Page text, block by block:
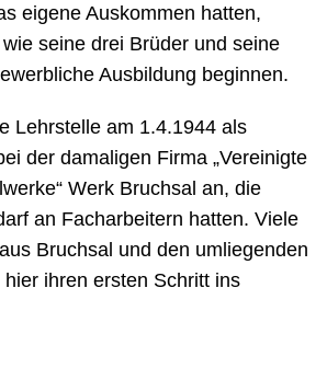
eigene Auskommen hatten,
seine drei Brüder und seine
Ausbildung beginnen.
Lehrstelle am 1.4.1944 als
der damaligen Firma „Vereinigte
Werk Bruchsal an, die
an Facharbeitern hatten. Viele
Bruchsal und den umliegenden
ihren ersten Schritt ins